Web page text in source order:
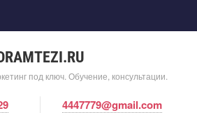
под ключ. Обучение, консультации.
4447779@gmail.com